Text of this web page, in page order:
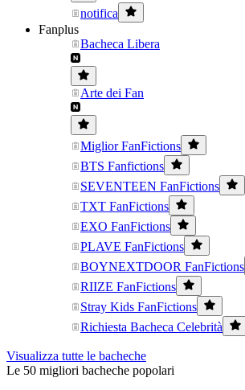
notifica
Fanplus
Bacheca Libera
Arte dei Fan
Miglior FanFictions
BTS Fanfictions
SEVENTEEN FanFictions
TXT FanFictions
EXO FanFictions
PLAVE FanFictions
BOYNEXTDOOR FanFictions
RIIZE FanFictions
Stray Kids FanFictions
Richiesta Bacheca Celebrità
Visualizza tutte le bacheche
Le 50 migliori bacheche popolari